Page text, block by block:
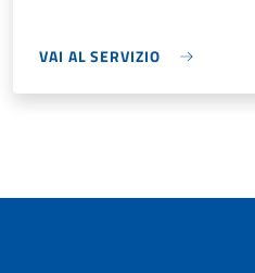
VAI AL SERVIZIO